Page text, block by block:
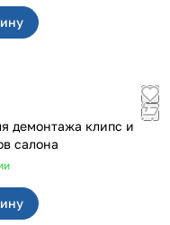
демонтажа клипс и
салона